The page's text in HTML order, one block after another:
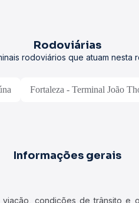
Rodoviárias
rodoviários que atuam nesta
Fortaleza - Terminal João
Informações gerais
condições de trânsito e